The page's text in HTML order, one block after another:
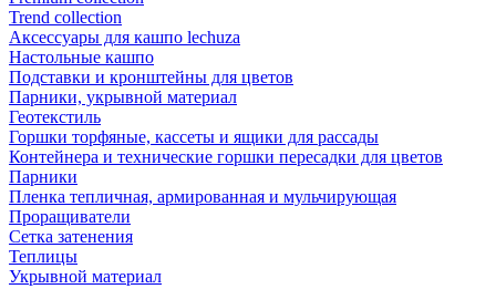
Trend collection
Аксессуары для кашпо lechuza
Настольные кашпо
Подставки и кронштейны для цветов
Парники, укрывной материал
Геотекстиль
Горшки торфяные, кассеты и ящики для рассады
Контейнера и технические горшки пересадки для цветов
Парники
Пленка тепличная, армированная и мульчирующая
Проращиватели
Сетка затенения
Теплицы
Укрывной материал